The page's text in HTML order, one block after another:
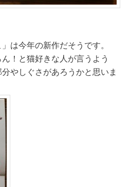
は今年の新作だそうです。
！と猫好きな人が言うよう
やしぐさがあろうかと思いま